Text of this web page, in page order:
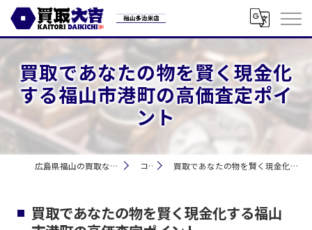
買取であなたの物を賢く現金化
する福山市港町の高価査定ポイ
ント
広島県福山の買取なら買取大吉 福山多治米店 コラム 買取であなたの物を賢く現金化する福山市港町の高価査定ポイント
買取であなたの物を賢く現金化する福山